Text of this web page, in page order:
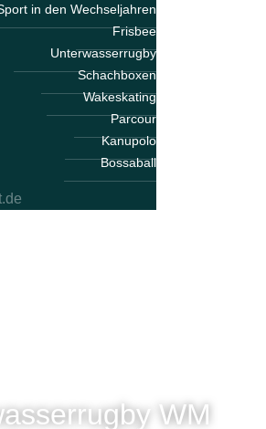
in den Wechseljahren
Frisbee
Unterwasserrugby
Schachboxen
Wakeskating
Parcour
Kanupolo
Bossaball
WM